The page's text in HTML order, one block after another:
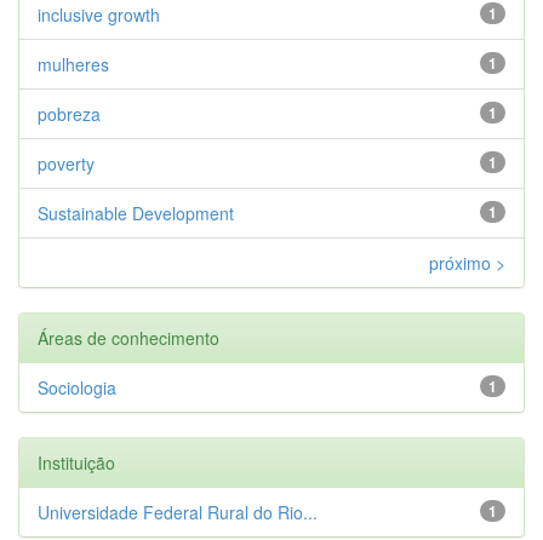
1
inclusive growth
1
mulheres
1
pobreza
1
poverty
1
Sustainable Development
próximo >
Áreas de conhecimento
1
Sociologia
Instituição
1
Universidade Federal Rural do Rio...